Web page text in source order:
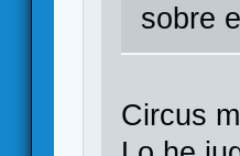
sobre
Circus